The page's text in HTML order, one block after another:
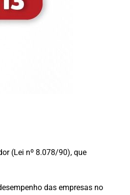
(Lei nº 8.078/90), que
das empresas no